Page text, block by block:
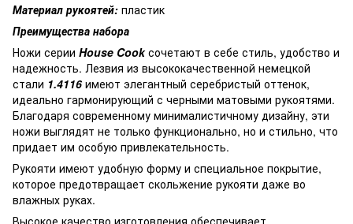
Материал рукоятей: пластик
Преимущества набора
Ножи серии House Cookсочетают в себе стиль, удобство и
надежность. Лезвия из высококачественной немецкой
стали 1.4116 имеют элегантный серебристый оттенок,
идеально гармонирующий с черными матовыми рукоятями.
Благодаря современному минималистичному дизайну, эти
ножи выглядят не только функционально, но и стильно, что
придает им особую привлекательность.
Рукояти имеют удобную форму и специальное покрытие,
которое предотвращает скольжение рукояти даже во
влажных руках.
Высокое качество изготовления обеспечивает